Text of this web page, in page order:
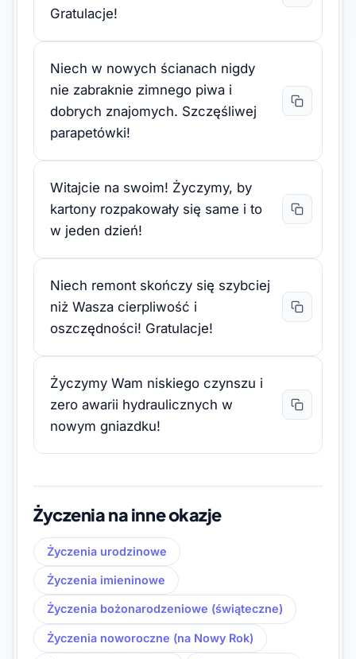
Gratulacje!
Niech w nowych ścianach nigdy
nie zabraknie zimnego piwa i
dobrych znajomych. Szczęśliwej
parapetówki!
Witajcie na swoim! Życzymy, by
kartony rozpakowały się same i to
w jeden dzień!
Niech remont skończy się szybciej
niż Wasza cierpliwość i
oszczędności! Gratulacje!
Życzymy Wam niskiego czynszu i
zero awarii hydraulicznych w
nowym gniazdku!
Życzenia na inne okazje
Życzenia urodzinowe
Życzenia imieninowe
Życzenia bożonarodzeniowe (świąteczne)
Życzenia noworoczne (na Nowy Rok)